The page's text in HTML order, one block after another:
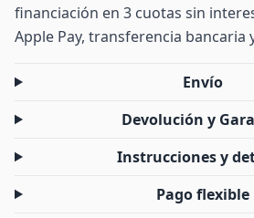
financiación en 3 cuotas sin
Apple Pay, transferencia
Envío
Devolución y
Instrucciones y
Pago flexible